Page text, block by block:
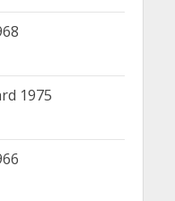
1975